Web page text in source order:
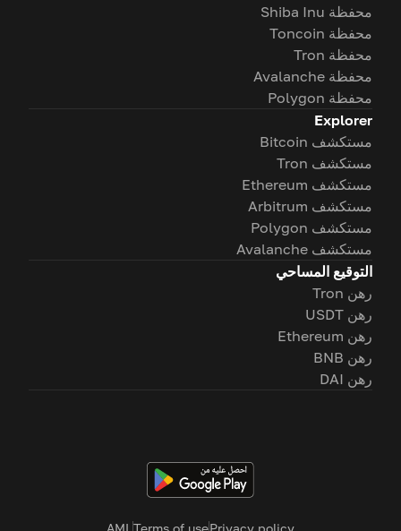
Privacy policy
Terms of use
AML
محفظة Shiba Inu
محفظة Toncoin
محفظة Tron
محفظة Avalanche
محفظة Polygon
Explorer
مستكشف Bitcoin
مستكشف Tron
مستكشف Ethereum
مستكشف Arbitrum
مستكشف Polygon
مستكشف Avalanche
التوقيع المساحي
رهن Tron
رهن USDT
رهن Ethereum
رهن BNB
رهن DAI